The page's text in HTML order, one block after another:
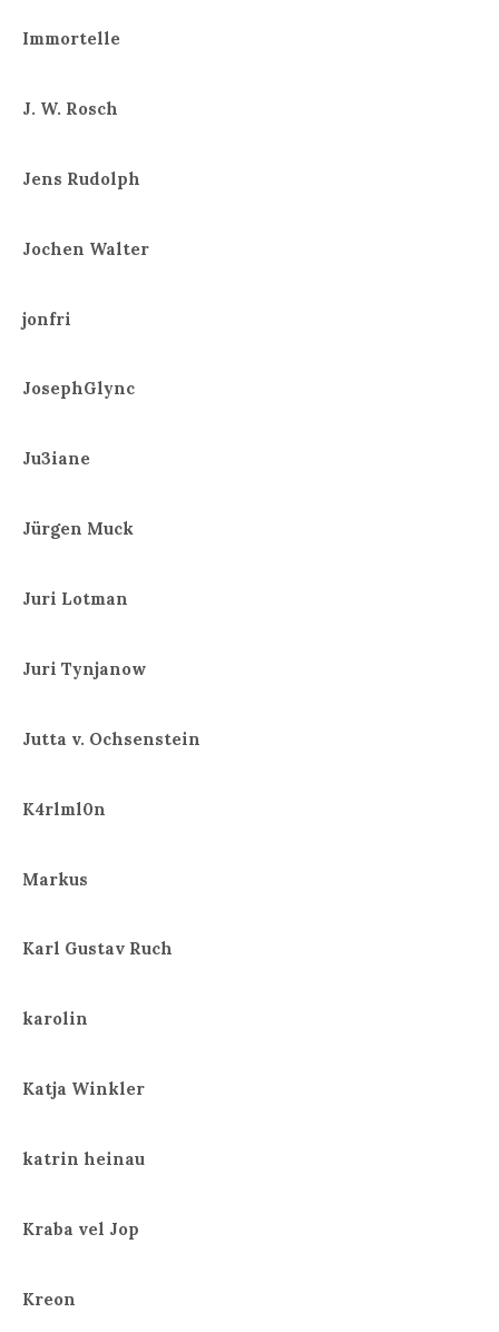
Immortelle
J. W. Rosch
Jens Rudolph
Jochen Walter
jonfri
JosephGlync
Ju3iane
Jürgen Muck
Juri Lotman
Juri Tynjanow
Jutta v. Ochsenstein
K4rlml0n
Markus
Karl Gustav Ruch
karolin
Katja Winkler
katrin heinau
Kraba vel Jop
Kreon